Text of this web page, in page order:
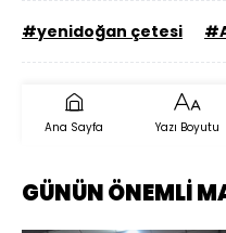
#yenidoğan çetesi
Ana Sayfa Yazı Boyutu
GÜNÜN ÖNEMLİ